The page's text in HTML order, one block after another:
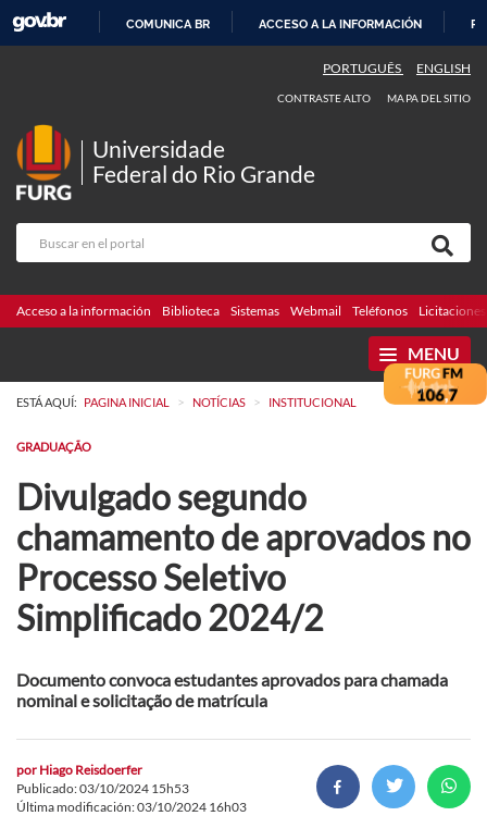
CONTENIDO
COMUNICA BR ACCESO A LA INFORMACIÓN
PORTUGUÊS ENGLISH
CONTRASTE ALTO MAPA DEL SITIO
Universidade
Federal do Rio Grande
Acceso a la información Biblioteca Sistemas Webmail Teléfonos Licitaciones
MENU
ESTÁ AQUÍ: PAGINA INICIAL > NOTÍCIAS > INSTITUCIONAL
GRADUAÇÃO
Divulgado segundo
chamamento de aprovados no
Processo Seletivo
Simplificado 2024/2
Documento convoca estudantes aprovados para chamada
nominal e solicitação de matrícula
por Hiago Reisdoerfer
Publicado: 03/10/2024 15h53
Última modificación: 03/10/2024 16h03